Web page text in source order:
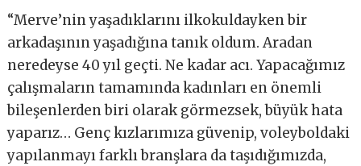
“Merve’nin yaşadıklarını ilkokuldayken bir
arkadaşının yaşadığına tanık oldum. Aradan
neredeyse 40 yıl geçti. Ne kadar acı. Yapacağımız
çalışmaların tamamında kadınları en önemli
bileşenlerden biri olarak görmezsek, büyük hata
yaparız… Genç kızlarımıza güvenip, voleyboldaki
yapılanmayı farklı branşlara da taşıdığımızda,